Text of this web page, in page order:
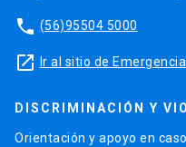
phone (56)95504 5000
launch Ir al sitio de
DISCRIMINACIÓN Y
Orientación y apoyo en